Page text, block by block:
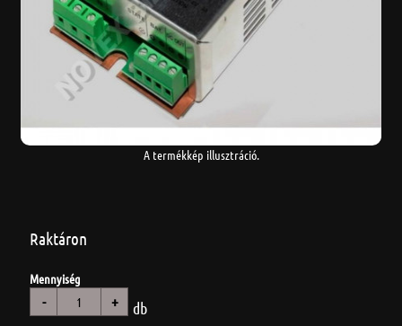
A termékkép illusztráció.
Raktáron
Mennyiség
- + db